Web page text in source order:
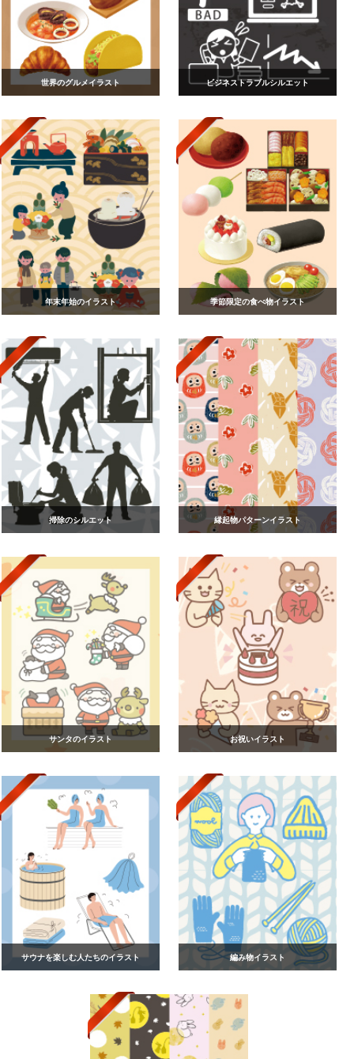
世界のグルメイラスト ビジネストラブルシルエット
年末年始のイラスト 季節限定の食べ物イラスト
掃除のシルエット 縁起物パターンイラスト
サンタのイラスト お祝いイラスト
サウナを楽しむ人たちのイラスト 編み物イラスト